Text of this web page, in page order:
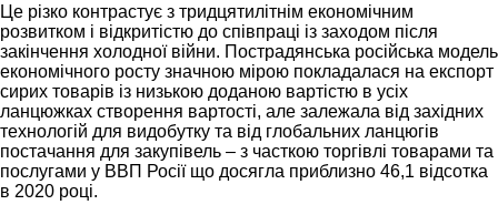
Це різко контрастує з тридцятилітнім економічним
розвитком і відкритістю до співпраці із заходом після
закінчення холодної війни. Пострадянська російська модель
економічного росту значною мірою покладалася на експорт
сирих товарів із низькою доданою вартістю в усіх
ланцюжках створення вартості, але залежала від західних
технологій для видобутку та від глобальних ланцюгів
постачання для закупівель – з часткою торгівлі товарами та
послугами у ВВП Росії що досягла приблизно 46,1 відсотка
в 2020 році.